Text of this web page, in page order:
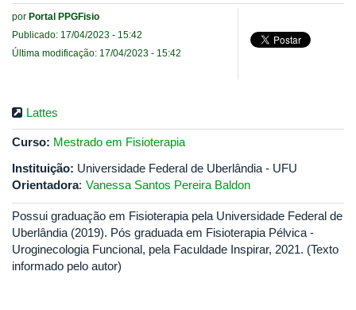
por Portal PPGFisio
Publicado: 17/04/2023 - 15:42
Última modificação: 17/04/2023 - 15:42
Lattes
Curso: Mestrado em Fisioterapia
Instituição: Universidade Federal de Uberlândia - UFU
Orientadora: Vanessa Santos Pereira Baldon
Possui graduação em Fisioterapia pela Universidade Federal de
Uberlândia (2019). Pós graduada em Fisioterapia Pélvica -
Uroginecologia Funcional, pela Faculdade Inspirar, 2021. (Texto
informado pelo autor)